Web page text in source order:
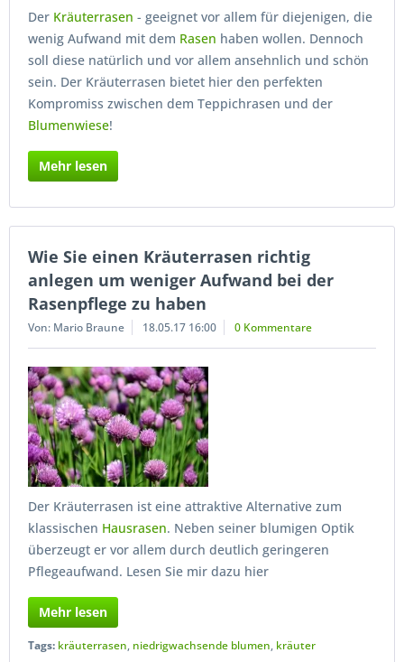
Der Kräuterrasen - geeignet vor allem für diejenigen, die
wenig Aufwand mit dem Rasen haben wollen. Dennoch
soll diese natürlich und vor allem ansehnlich und schön
sein. Der Kräuterrasen bietet hier den perfekten
Kompromiss zwischen dem Teppichrasen und der
Blumenwiese!
Mehr lesen
Wie Sie einen Kräuterrasen richtig
anlegen um weniger Aufwand bei der
Rasenpflege zu haben
Von: Mario Braune 18.05.17 16:00 0 Kommentare
Der Kräuterrasen ist eine attraktive Alternative zum
klassischen Hausrasen. Neben seiner blumigen Optik
überzeugt er vor allem durch deutlich geringeren
Pflegeaufwand. Lesen Sie mir dazu hier
Mehr lesen
Tags: kräuterrasen, niedrigwachsende blumen, kräuter